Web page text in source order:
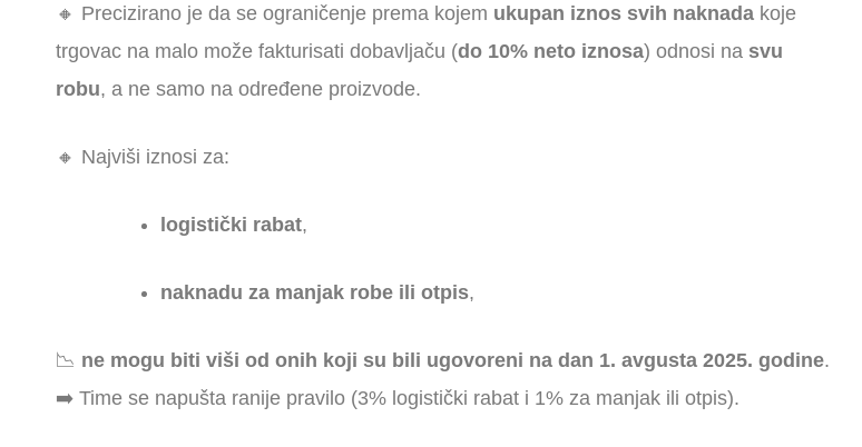
🔸 Precizirano je da se ograničenje prema kojem ukupan iznos svih naknada koje
trgovac na malo može fakturisati dobavljaču (do 10% neto iznosa) odnosi na svu
robu, a ne samo na određene proizvode.
🔸 Najviši iznosi za:
logistički rabat,
naknadu za manjak robe ili otpis,
📉 ne mogu biti viši od onih koji su bili ugovoreni na dan 1. avgusta 2025. godine.
➡️ Time se napušta ranije pravilo (3% logistički rabat i 1% za manjak ili otpis).